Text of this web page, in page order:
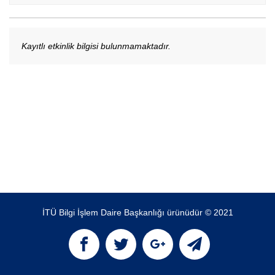
Kayıtlı etkinlik bilgisi bulunmamaktadır.
İTÜ Bilgi İşlem Daire Başkanlığı ürünüdür © 2021